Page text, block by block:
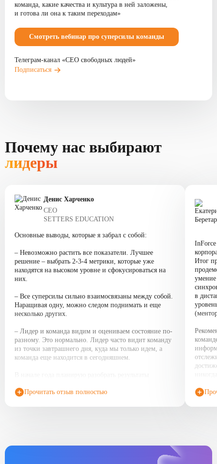
команда, какие качества и культура в ней заложены,
и готова ли она к таким переходам»
Смотреть вебинар про суперсилы команды
Телеграм-канал «СЕО свободных людей»
Подписаться
Почему нас выбирают
лидеры
Денис Харченко
СЕО
SETTERS EDUCATION
Основные выводы, которые я забрал с собой:
– Невозможно растить все показатели. Лучшее
решение – выбрать 2-3-4 метрики, которые уже
находятся на высоком уровне и сфокусироваться на
них.
– Все суперсилы сильно взаимосвязаны между собой.
Наращивая одну, можно следом поднимать и еще
несколько других.
– Лидер и команда видим и оцениваем состояние по-
разному. Это нормально. Лидер часто видит команду
из точки завтрашнего дня, куда мы только идем, а
команда еще находится в сегодняшнем.
конечно, начать наращивать суперсилы!
Прочитать отзыв полностью
Итог
умение
в